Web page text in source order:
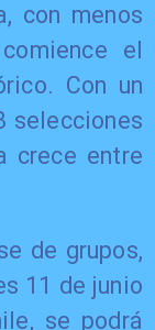
con menos
el
Con un
selecciones
crece entre
de grupos,
11 de junio
se podrá